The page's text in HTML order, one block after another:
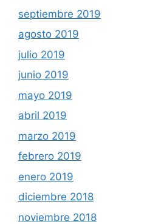
septiembre 2019
agosto 2019
julio 2019
junio 2019
mayo 2019
abril 2019
marzo 2019
febrero 2019
enero 2019
diciembre 2018
noviembre 2018